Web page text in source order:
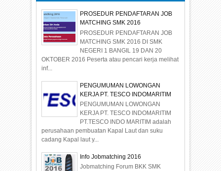
PROSEDUR PENDAFTARAN JOB
MATCHING SMK 2016
PROSEDUR PENDAFTARAN JOB
MATCHING SMK 2016 DI SMK
NEGERI 1 BANGIL 19 DAN 20
OKTOBER 2016 Peserta atau pencari kerja melihat
inf...
PENGUMUMAN LOWONGAN
KERJA PT. TESCO INDOMARITIM
PENGUMUMAN LOWONGAN
KERJA PT. TESCO INDOMARITIM
PT.TESCO INDO MARITIM adalah
perusahaan pembuatan Kapal Laut dan suku
cadang Kapal laut y...
Info Jobmatching 2016
Jobmatching Forum BKK SMK